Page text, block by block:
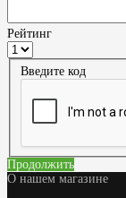
Рейтинг
Введите код
Продолжить
О нашем магазине